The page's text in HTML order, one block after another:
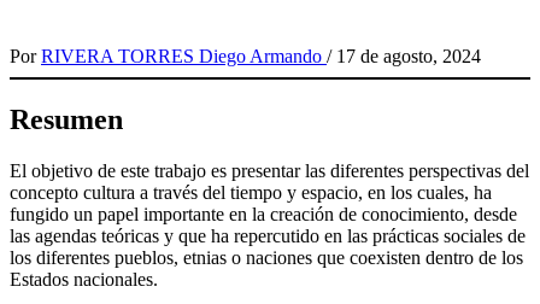
Por RIVERA TORRES Diego Armando / 17 de agosto, 2024
Resumen
El objetivo de este trabajo es presentar las diferentes perspec­tivas del
concepto cultura a través del tiempo y espacio, en los cuales, ha
fungido un papel importante en la creación de conocimiento, desde
las agendas teóricas y que ha repercutido en las prácticas sociales de
los di­ferentes pueblos, etnias o naciones que coexisten dentro de los
Estados nacionales.